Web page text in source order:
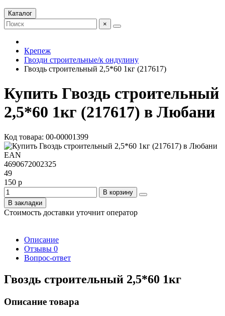
Каталог
×
Крепеж
Гвозди строительные/к ондулину
Гвоздь строительный 2,5*60 1кг (217617)
Купить Гвоздь строительный
2,5*60 1кг (217617) в Любани
Код товара: 00-00001399
EAN
4690672002325
49
150 р
В корзину
В закладки
Стоимость доставки уточнит оператор
Описание
Отзывы 0
Вопрос-ответ
Гвоздь строительный 2,5*60 1кг
Описание товара